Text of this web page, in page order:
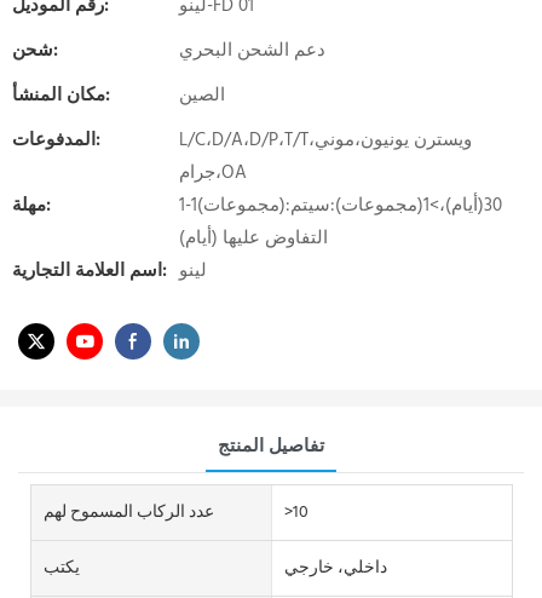
رقم الموديل:
لينو-FD 01
شحن:
دعم الشحن البحري
مكان المنشأ:
الصين
المدفوعات:
L/C،D/A،D/P،T/T،ويسترن يونيون،موني
جرام،OA
مهلة:
1-1(مجموعات):30(أيام)،>1(مجموعات):سيتم
التفاوض عليها (أيام)
اسم العلامة التجارية: لينو
تفاصيل المنتج
عدد الركاب المسموح لهم
>10
يكتب
داخلي، خارجي